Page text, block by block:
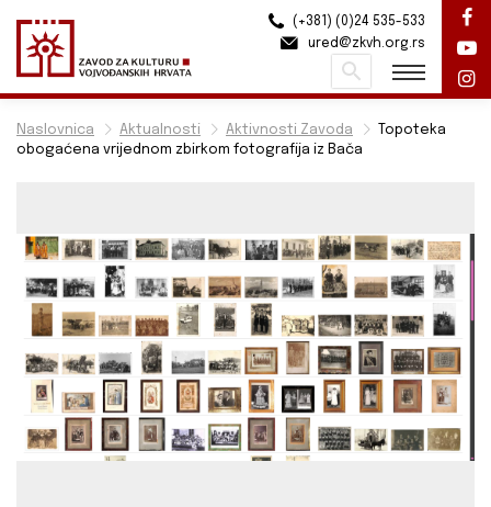
Naslovnica Aktualnosti Aktivnosti Zavoda
Topoteka
obogaćena vrijednom zbirkom fotografija iz Bača
(+381) (0)24 535-533
ured@zkvh.org.rs
Pretraži